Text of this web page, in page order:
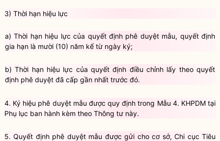
3) Thời hạn hiệu lực
a)Thời hạn hiệu lực của quyết định phê duyệt mẫu, quyết định
gia hạn là mười (10) năm kể từ ngày ký;
b)Thời hạn hiệu lực của quyết định điều chỉnh lấy theo quyết
định phê duyệt đã cấp gần nhất trước đó.
4. Ký hiệu phê duyệt mẫu được quy định trong Mẫu 4. KHPDMtại
Phụ lục ban hành kèm theo Thông tư này.
5.Quyết định phê duyệt mẫu được gửi cho cơ sở, Chi cục Tiêu